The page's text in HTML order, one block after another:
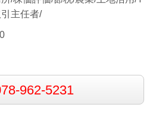
主任者/
962-5231